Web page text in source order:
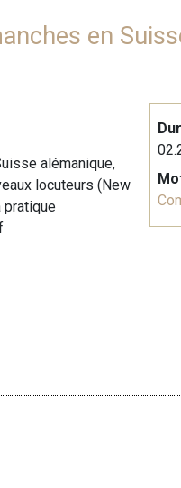
en
alémanique,
locuteurs (New
pratique